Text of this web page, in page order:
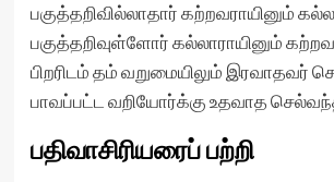
பகுத்தறிவில்லாதார் கற்றவராயினும்
பகுத்தறிவுள்ளோர் கல்லாராயினும்
பிறரிடம் தம் வறுமையிலும் இரவாதவர்
பாவப்பட்ட வறியோர்க்கு உதவாத
பதிவாசிரியரைப் பற்றி